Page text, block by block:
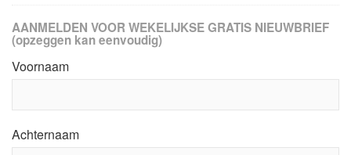
AANMELDEN VOOR WEKELIJKSE GRATIS NIEUWBRIEF
(opzeggen kan eenvoudig)
Voornaam
Achternaam